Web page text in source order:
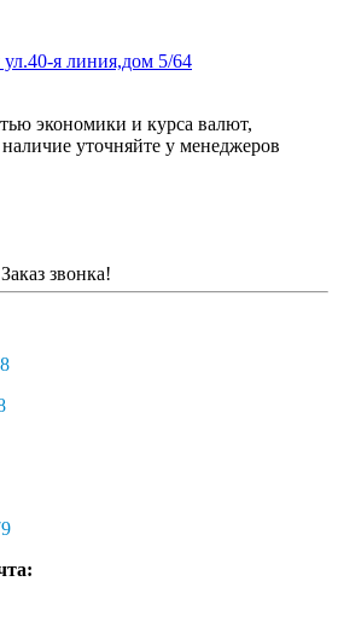
я линия,дом 5/64
экономики и курса валют,
уточняйте у менеджеров
Заказ звонка!